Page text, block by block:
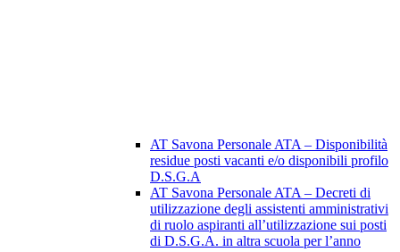
AT Savona Personale ATA – Disponibilità
residue posti vacanti e/o disponibili profilo
D.S.G.A
AT Savona Personale ATA – Decreti di
utilizzazione degli assistenti amministrativi
di ruolo aspiranti all’utilizzazione sui posti
di D.S.G.A. in altra scuola per l’anno